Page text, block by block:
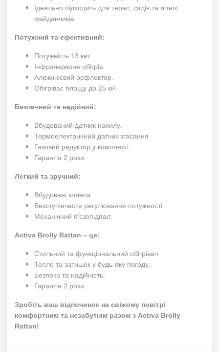
Ідеально підходить для терас, садів та літніх
майданчиків.
Потужний та ефективний:
Потужність 13 квт.
Інфрачервоне обігрів.
Алюмінієвий рефлектор.
Обігріває площу до 25 м².
Безпечний та надійний:
Вбудований датчик нахилу.
Термоелектричний датчик згасання.
Газовий редуктор у комплекті.
Гарантія 2 роки.
Легкий та зручний:
Вбудовані колеса.
Безступінчасте регулювання потужності.
Механічний п'єзопідпал.
Activa Brolly Rattan – це:
Стильний та функціональний обігрівач.
Тепло та затишок у будь-яку погоду.
Безпека та надійність.
Гарантія 2 роки.
Зробіть ваш відпочинок на свіжому повітрі
комфортним та незабутнім разом з Activa Brolly
Rattan!